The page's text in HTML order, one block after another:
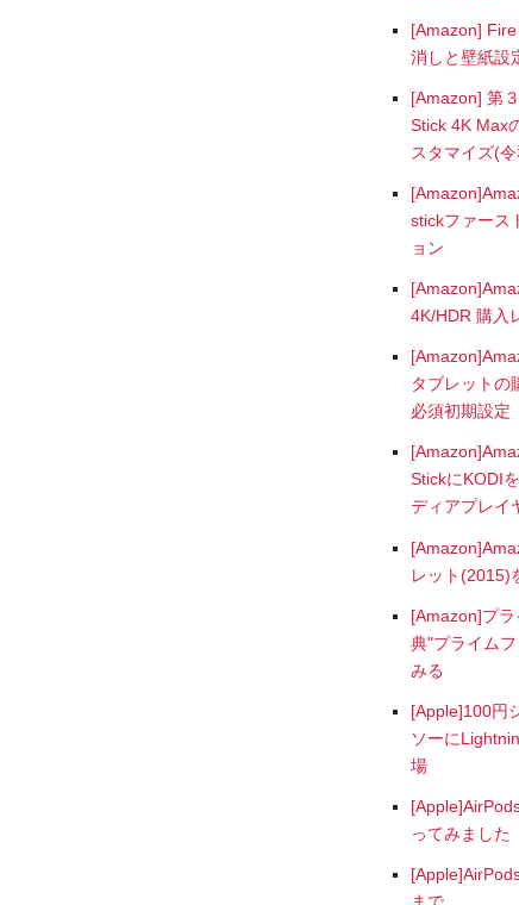
[Amazon]
消しと壁紙設
[Amazon] 第
Stick 4K Max
スタマイズ(
stickファース
ョン
4K/HDR 購入
タブレットの
必須初期設定
StickにKODI
ディアプレイ
レット(2015)
[Amazon]プ
典"プライム
みる
[Apple]100円
ソーに
場
ってみました